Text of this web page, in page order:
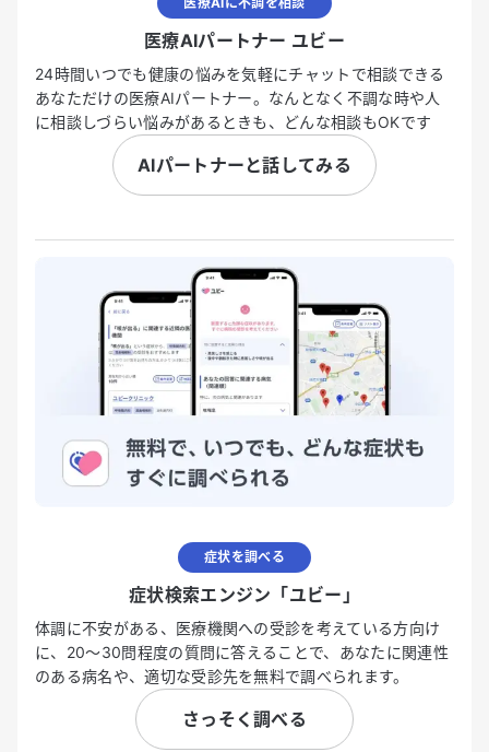
医療AIパートナー ユビー
24時間いつでも健康の悩みを気軽にチャットで相談できる
あなただけの医療AIパートナー。なんとなく不調な時や人
に相談しづらい悩みがあるときも、どんな相談もOKです
AIパートナーと話してみる
症状を調べる
症状検索エンジン「ユビー」
体調に不安がある、医療機関への受診を考えている方向け
に、20〜30問程度の質問に答えることで、あなたに関連性
のある病名や、適切な受診先を無料で調べられます。
さっそく調べる